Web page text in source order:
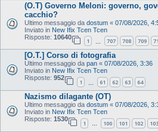
(O.T) Governo Meloni: governo,
cacchio?
Ultimo messaggio da dostum « 07/08/2026,
Inviato in New Ifix Tcen Tcen
Risposte: 10640
1 707 708 709
[O.T.] Corso di fotografia
Ultimo messaggio da pan « 07/08/2026, 3:36
Inviato in New Ifix Tcen Tcen
Risposte: 952
1 61 62 63 64
Nazismo dilagante (OT)
Ultimo messaggio da dostum « 07/08/2026,
Inviato in New Ifix Tcen Tcen
Risposte: 1530
1 … 100 101 102 103